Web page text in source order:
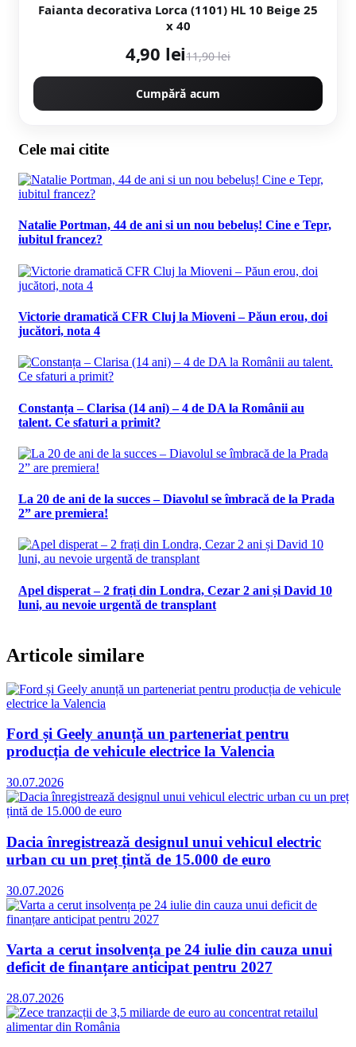
Faianta decorativa Lorca (1101) HL 10 Beige 25
x 40
4,90 lei11,90 lei
Cumpără acum
Cele mai citite
Natalie Portman, 44 de ani si un nou bebeluș! Cine e Tepr,
iubitul francez?
Victorie dramatică CFR Cluj la Mioveni – Păun erou, doi
jucători, nota 4
Constanța – Clarisa (14 ani) – 4 de DA la Românii au
talent. Ce sfaturi a primit?
La 20 de ani de la succes – Diavolul se îmbracă de la Prada
2” are premiera!
Apel disperat – 2 frați din Londra, Cezar 2 ani și David 10
luni, au nevoie urgentă de transplant
Articole similare
Ford și Geely anunță un parteneriat pentru
producția de vehicule electrice la Valencia
30.07.2026
Dacia înregistrează designul unui vehicul electric
urban cu un preț țintă de 15.000 de euro
30.07.2026
Varta a cerut insolvența pe 24 iulie din cauza unui
deficit de finanțare anticipat pentru 2027
28.07.2026